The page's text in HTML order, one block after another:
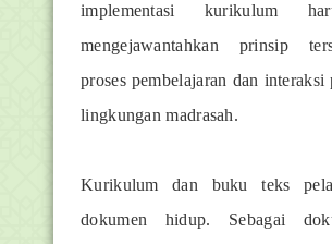
implementasi kurikulum
mengejawantahkan prinsip
proses pembelajaran dan
lingkungan madrasah.
Kurikulum dan buku teks
dokumen hidup. Sebagai